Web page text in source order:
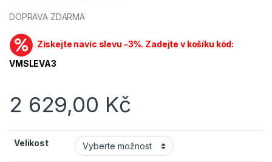
DOPRAVA ZDARMA
Získejte navíc slevu -3%. Zadejte v košíku kód:
VMSLEVA3
2 629,00 Kč
Velikost